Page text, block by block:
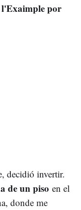
l'Exaimple por
decidió invertir.
de un piso en el
donde me